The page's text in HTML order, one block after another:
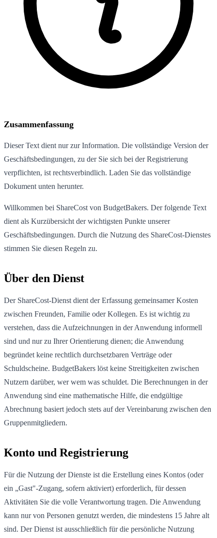
Zusammenfassung
Dieser Text dient nur zur Information. Die vollständige Version der
Geschäftsbedingungen, zu der Sie sich bei der Registrierung
verpflichten, ist rechtsverbindlich. Laden Sie das vollständige
Dokument unten herunter.
Willkommen bei ShareCost von BudgetBakers. Der folgende Text
dient als Kurzübersicht der wichtigsten Punkte unserer
Geschäftsbedingungen. Durch die Nutzung des ShareCost-Dienstes
stimmen Sie diesen Regeln zu.
Über den Dienst
Der ShareCost-Dienst dient der Erfassung gemeinsamer Kosten
zwischen Freunden, Familie oder Kollegen. Es ist wichtig zu
verstehen, dass die Aufzeichnungen in der Anwendung informell
sind und nur zu Ihrer Orientierung dienen; die Anwendung
begründet keine rechtlich durchsetzbaren Verträge oder
Schuldscheine. BudgetBakers löst keine Streitigkeiten zwischen
Nutzern darüber, wer wem was schuldet. Die Berechnungen in der
Anwendung sind eine mathematische Hilfe, die endgültige
Abrechnung basiert jedoch stets auf der Vereinbarung zwischen den
Gruppenmitgliedern.
Konto und Registrierung
Für die Nutzung der Dienste ist die Erstellung eines Kontos (oder
ein „Gast"-Zugang, sofern aktiviert) erforderlich, für dessen
Aktivitäten Sie die volle Verantwortung tragen. Die Anwendung
kann nur von Personen genutzt werden, die mindestens 15 Jahre alt
sind. Der Dienst ist ausschließlich für die persönliche Nutzung